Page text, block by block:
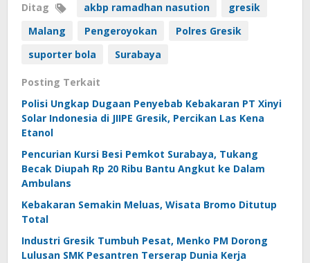
Ditag akbp ramadhan nasution
gresik
Malang
Pengeroyokan
Polres Gresik
suporter bola
Surabaya
Posting Terkait
Polisi Ungkap Dugaan Penyebab Kebakaran PT Xinyi
Solar Indonesia di JIIPE Gresik, Percikan Las Kena
Etanol
Pencurian Kursi Besi Pemkot Surabaya, Tukang
Becak Diupah Rp 20 Ribu Bantu Angkut ke Dalam
Ambulans
Kebakaran Semakin Meluas, Wisata Bromo Ditutup
Total
Industri Gresik Tumbuh Pesat, Menko PM Dorong
Lulusan SMK Pesantren Terserap Dunia Kerja